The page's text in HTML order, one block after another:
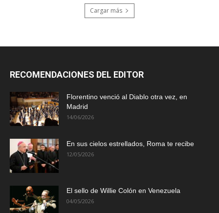
Cargar más
RECOMENDACIONES DEL EDITOR
Florentino venció al Diablo otra vez, en
Madrid
14/06/2026
En sus cielos estrellados, Roma te recibe
12/05/2026
El sello de Willie Colón en Venezuela
04/05/2026